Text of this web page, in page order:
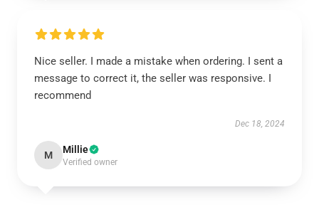
Nice seller. I made a mistake when ordering. I sent a
message to correct it, the seller was responsive. I
recommend
Dec 18, 2024
M Millie
Verified owner